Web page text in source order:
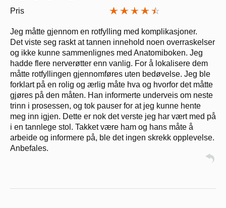
Pris
Jeg måtte gjennom en rotfylling med komplikasjoner.
Det viste seg raskt at tannen innehold noen overraskelser
og ikke kunne sammenlignes med Anatomiboken. Jeg
hadde flere nerverøtter enn vanlig. For å lokalisere dem
måtte rotfyllingen gjennomføres uten bedøvelse. Jeg ble
forklart på en rolig og ærlig måte hva og hvorfor det måtte
gjøres på den måten. Han informerte underveis om neste
trinn i prosessen, og tok pauser for at jeg kunne hente
meg inn igjen. Dette er nok det verste jeg har vært med på
i en tannlege stol. Takket være ham og hans måte å
arbeide og informere på, ble det ingen skrekk opplevelse.
Anbefales.